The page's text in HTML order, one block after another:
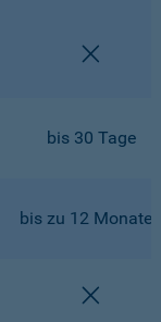
bis 30 Tage
bis zu 12 Monaten